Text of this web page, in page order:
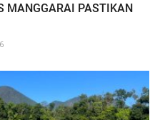
MANGGARAI PASTIKAN